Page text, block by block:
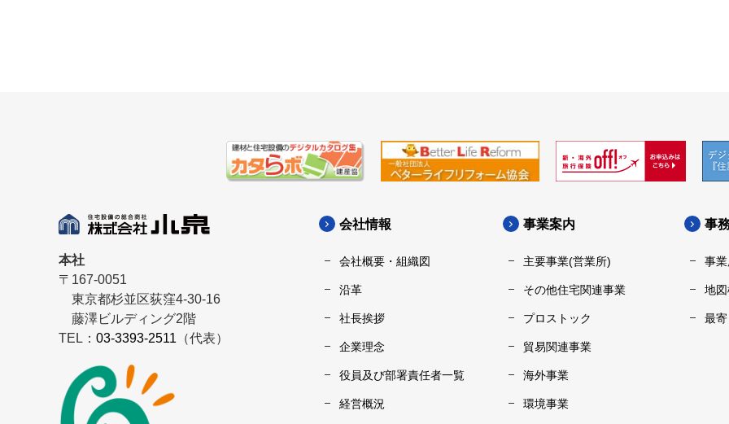
本社
〒167-0051
東京都杉並区荻窪4-30-16
藤澤ビルディング2階
TEL： 03-3393-2511 （代表）
会社情報
会社概要・組織図
沿革
社長挨拶
企業理念
役員及び部署責任者一覧
経営概況
事業案内
主要事業(営業所)
その他住宅関連事業
プロストック
貿易関連事業
海外事業
環境事業
事
事
地
最